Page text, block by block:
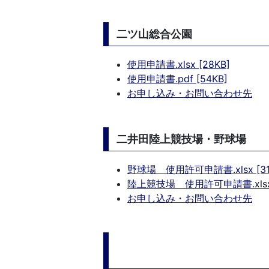
二ツ山総合公園
使用申請書.xlsx [28KB]
使用申請書.pdf [54KB]
お申し込み・お問い合わせ先
二井田陸上競技場・野球場
野球場 使用許可申請書.xlsx
陸上競技場 使用許可申請書.
お申し込み・お問い合わせ先